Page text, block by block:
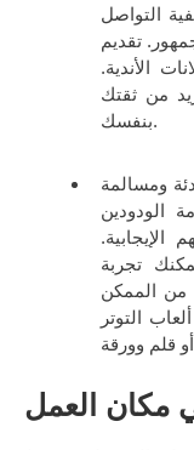
التواصل
تقديم
الأندية.
من ثقتك
بنفسك.
ومسالمة
الودودين
الإيجابية.
تجربة
من الممكن
التوتر
مكان العمل